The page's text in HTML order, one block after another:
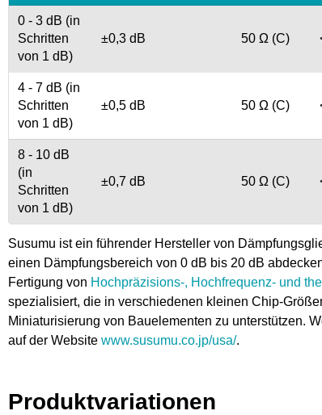
0 - 3 dB (in
Schritten
von 1 dB)
±0,3 dB 50 Ω (C)
4 - 7 dB (in
Schritten
von 1 dB)
±0,5 dB 50 Ω (C)
8 - 10 dB
(in
Schritten
von 1 dB)
±0,7 dB 50 Ω (C)
Susumu ist ein führender Hersteller von
einen Dämpfungsbereich von 0 dB bis 20 dB
Fertigung von Hochpräzisions-, Hochfrequenz- und
spezialisiert, die in verschiedenen kleinen Chip-
Miniaturisierung von Bauelementen zu unterstützen.
auf der Website www.susumu.co.jp/usa/.
Produktvariationen